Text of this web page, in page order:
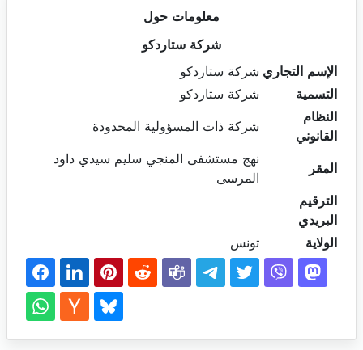
معلومات حول
شركة ستاردكو
الإسم التجاري شركة ستاردكو
التسمية
شركة ستاردكو
النظام
القانوني
شركة ذات المسؤولية المحدودة
المقر
نهج مستشفى المنجي سليم سيدي داود
المرسى
الترقيم
البريدي
الولاية
تونس